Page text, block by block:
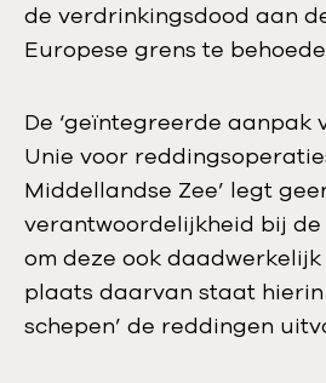
de verdrinkingsdood aan
Europese grens te
De ‘geïntegreerde aanpak
Unie voor
Middellandse Zee’ legt
verantwoordelijkheid bij
om deze ook
plaats daarvan staat
schepen’ de reddingen